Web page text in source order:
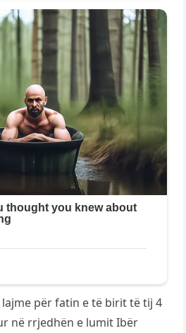
për fatin e të birit të tij 4
në rrjedhën e lumit Ibër